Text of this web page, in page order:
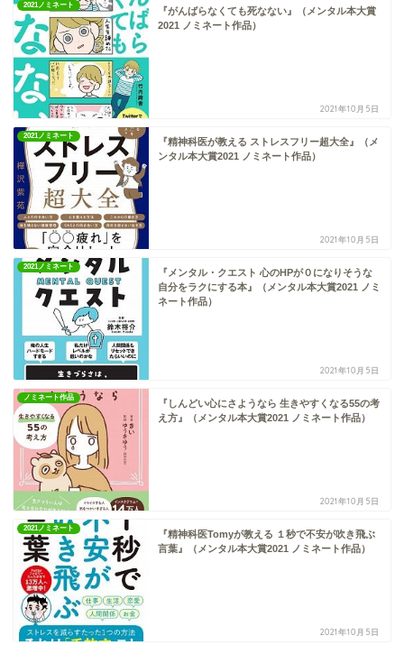
2021ノミネート
『がんばらなくても死なない』（メンタル本大賞
2021 ノミネート作品）
2021年10月5日
2021ノミネート
『精神科医が教える ストレスフリー超大全』（メ
ンタル本大賞2021 ノミネート作品）
2021年10月5日
2021ノミネート
『メンタル・クエスト 心のHPが０になりそうな
自分をラクにする本』（メンタル本大賞2021 ノミ
ネート作品）
2021年10月5日
ノミネート作品
『しんどい心にさようなら 生きやすくなる55の考
え方』（メンタル本大賞2021 ノミネート作品）
2021年10月5日
2021ノミネート
『精神科医Tomyが教える １秒で不安が吹き飛ぶ
言葉』（メンタル本大賞2021 ノミネート作品）
2021年10月5日